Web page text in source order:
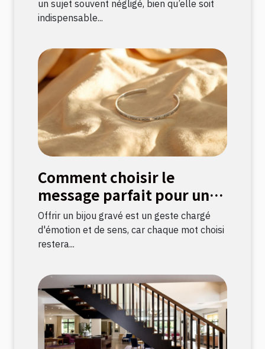
un sujet souvent négligé, bien qu’elle soit
indispensable...
Comment choisir le
message parfait pour un
bijou gravé ?
Offrir un bijou gravé est un geste chargé
d'émotion et de sens, car chaque mot choisi
restera...